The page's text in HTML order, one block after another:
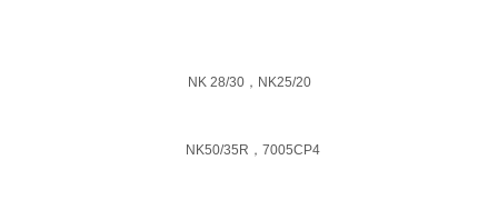
NK 28/30，NK25/20
NK50/35R，7005CP4